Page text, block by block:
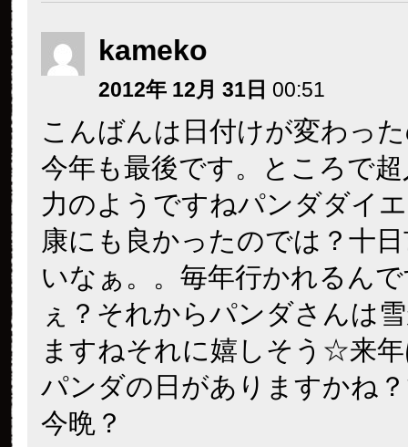
kameko
2012年 12月 31日 00:51
こんばんは 日付けが変わっ
今年も最後です。ところで
力のようですねパンダダイ
康にも良かったのでは？ 十
いなぁ。。毎年行かれるん
ぇ？それからパンダさんは
ますねそれに嬉しそう☆来
パンダの日がありますかね
今晩？